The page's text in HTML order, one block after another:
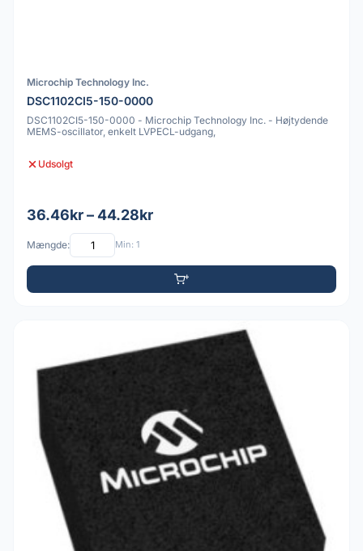
Microchip Technology Inc.
DSC1102CI5-150-0000
DSC1102CI5-150-0000 - Microchip Technology Inc. - Højtydende
MEMS-oscillator, enkelt LVPECL-udgang,
Udsolgt
36.46kr – 44.28kr
Mængde: Min: 1